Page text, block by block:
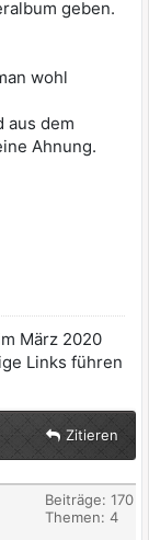
geben.
wohl
aus dem
Ahnung.
März 2020
Links führen
Zitieren
Beiträge: 170
Themen: 4